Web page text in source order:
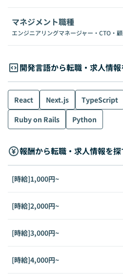
マネジメント職種
エンジニアリングマネージャー・CTO・
開発言語から転職・求人情
React Next.js TypeScript
Ruby on Rails
Python
報酬から転職・求人情報を探
[時給]1,000円~
[時給]2,000円~
[時給]3,000円~
[時給]4,000円~